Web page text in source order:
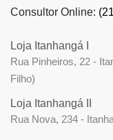
Consultor Online:
Loja Itanhangá I
Rua Pinheiros, 22 -
Filho)
Loja Itanhangá II
Rua Nova, 234 -